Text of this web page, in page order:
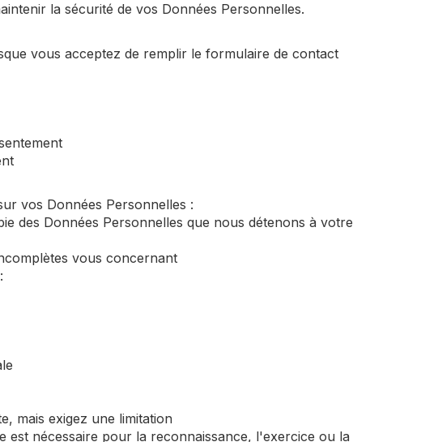
la sécurité de vos Données Personnelles.
vous acceptez de remplir le formulaire de contact
vos Données Personnelles :
des Données Personnelles que nous détenons à votre
vous concernant
mais exigez une limitation
est nécessaire pour la reconnaissance, l'exercice ou la